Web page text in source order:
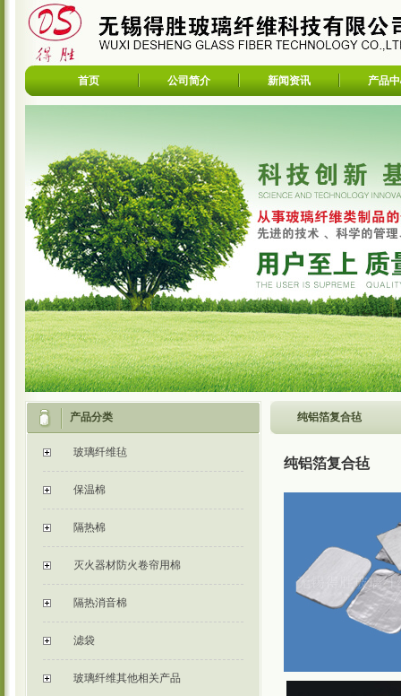
首页 公司简介 新闻资讯 产品
产品分类
玻璃纤维毡
保温棉
隔热棉
灭火器材防火卷帘用棉
隔热消音棉
滤袋
玻璃纤维其他相关产品
纯铝箔复合毡
纯铝箔复合毡